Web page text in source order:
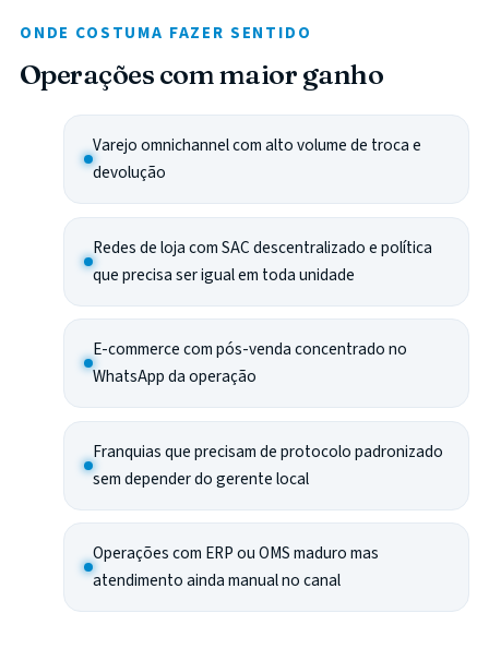
ONDE COSTUMA FAZER SENTIDO
Operações com maior ganho
Varejo omnichannel com alto volume de troca e
devolução
Redes de loja com SAC descentralizado e política
que precisa ser igual em toda unidade
E-commerce com pós-venda concentrado no
WhatsApp da operação
Franquias que precisam de protocolo padronizado
sem depender do gerente local
Operações com ERP ou OMS maduro mas
atendimento ainda manual no canal